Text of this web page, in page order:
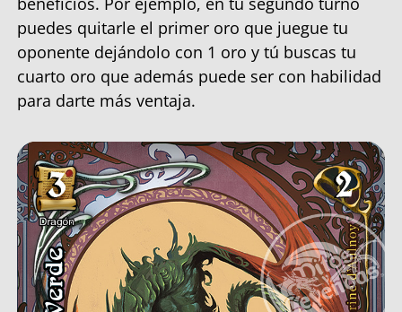
puedes quitarle el primer oro que juegue tu
oponente dejándolo con 1 oro y tú buscas tu
cuarto oro que además puede ser con habilidad
para darte más ventaja.